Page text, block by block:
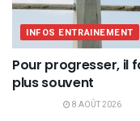
INFOS ENTRAINEMENT
Pour progresser, il
plus souvent
8 AOÛT 2026